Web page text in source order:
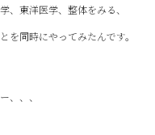
、東洋医学、整体をみる、
を同時にやってみたんです。
、、、